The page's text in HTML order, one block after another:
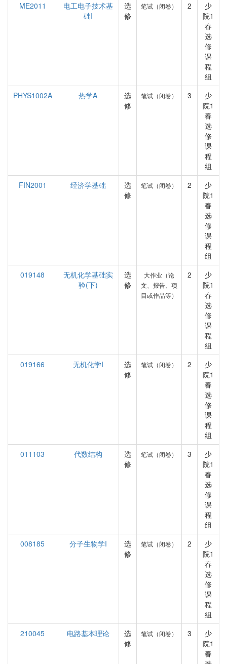
ME2011
电工电子技术基
础I
选
修
笔试（闭卷） 2
少
院1
春
选
修
课
程
组
PHYS1002A
热学A
选
修
笔试（闭卷） 3
少
院1
春
选
修
课
程
组
FIN2001
经济学基础
选
修
笔试（闭卷） 2
少
院1
春
选
修
课
程
组
019148
无机化学基础实
验(下)
选
修
大作业（论
文、报告、项
目或作品等）
2
少
院1
春
选
修
课
程
组
019166
无机化学I
选
修
笔试（闭卷） 2
少
院1
春
选
修
课
程
组
011103
代数结构
选
修
笔试（闭卷） 3
少
院1
春
选
修
课
程
组
008185
分子生物学I
选
修
笔试（闭卷） 2
少
院1
春
选
修
课
程
组
210045
电路基本理论
选
修
笔试（闭卷） 3
少
院1
春